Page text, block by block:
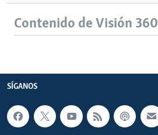
Contenido de Visión 360
SÍGANOS